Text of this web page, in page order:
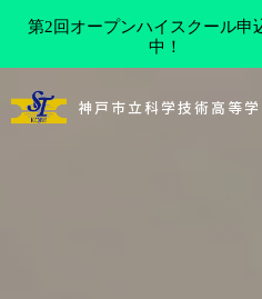
ン
神戸市立科学技術高等
第2回オープンハイスクール申
中！